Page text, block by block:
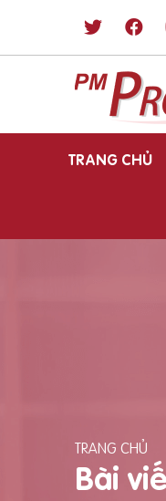
TRANG CHỦ
TRANG CHỦ
Bài